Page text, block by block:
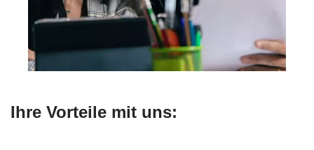
Ihre Vorteile mit uns: